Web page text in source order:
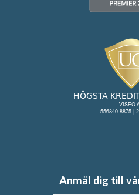
Anmäl dig till